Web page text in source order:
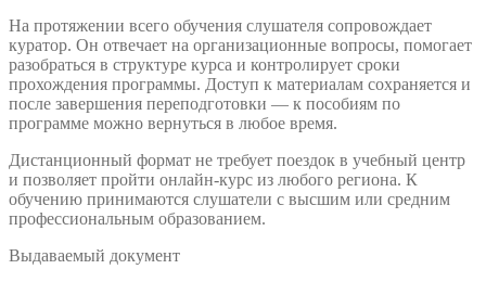
На протяжении всего обучения слушателя сопровождает
куратор. Он отвечает на организационные вопросы, помогает
разобраться в структуре курса и контролирует сроки
прохождения программы. Доступ к материалам сохраняется и
после завершения переподготовки — к пособиям по
программе можно вернуться в любое время.
Дистанционный формат не требует поездок в учебный центр
и позволяет пройти онлайн-курс из любого региона. К
обучению принимаются слушатели с высшим или средним
профессиональным образованием.
Выдаваемый документ